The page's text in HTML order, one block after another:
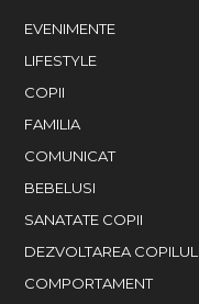
EVENIMENTE
LIFESTYLE
COPII
FAMILIA
COMUNICAT
BEBELUSI
SANATATE COPII
DEZVOLTAREA
COMPORTAMENT